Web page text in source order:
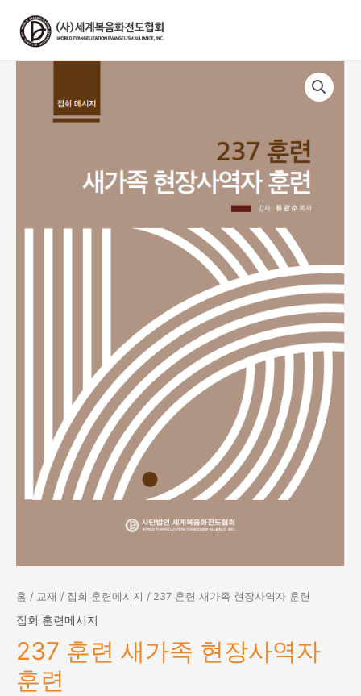
홈 / 교재 / 집회 훈련메시지 / 237 훈련 새가족 현장사역자 훈련
집회 훈련메시지
237 훈련 새가족 현장사역자
훈련